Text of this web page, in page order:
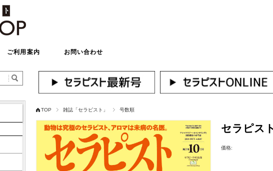
ご利用案内 お問い合わせ
TOP 雑誌「セラピスト」 号数順
セラピス
価格: